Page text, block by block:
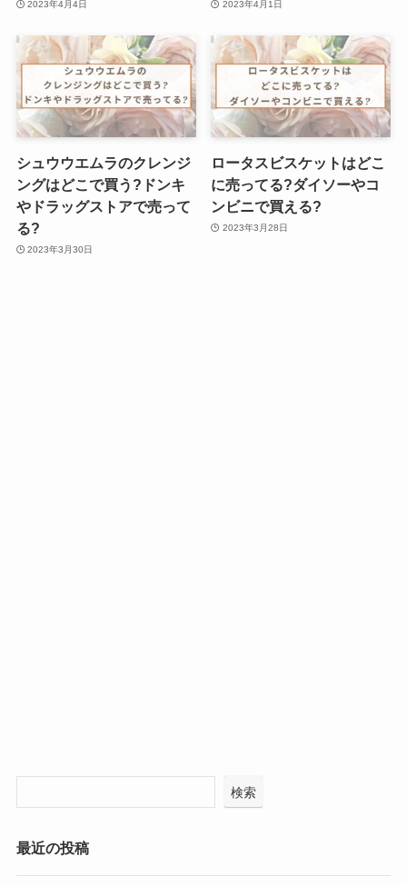
2023年4月4日 2023年4月1日
シュウウエムラのクレンジ
ングはどこで買う?ドンキ
やドラッグストアで売って
る?
2023年3月30日
ロータスビスケットはどこ
に売ってる?ダイソーやコ
ンビニで買える?
2023年3月28日
検索
最近の投稿